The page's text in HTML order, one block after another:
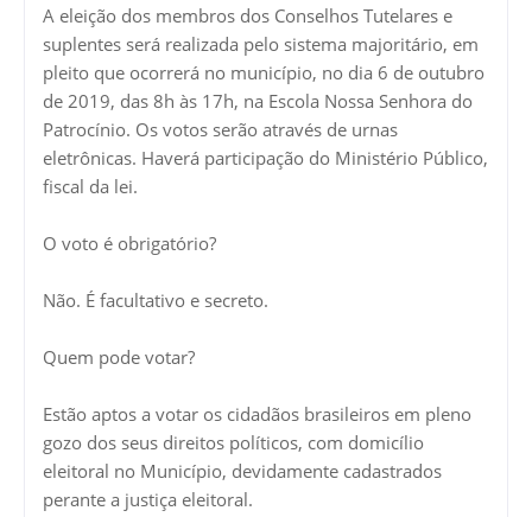
A eleição dos membros dos Conselhos Tutelares e
suplentes será realizada pelo sistema majoritário, em
pleito que ocorrerá no município, no dia 6 de outubro
de 2019, das 8h às 17h, na Escola Nossa Senhora do
Patrocínio. Os votos serão através de urnas
eletrônicas. Haverá participação do Ministério Público,
fiscal da lei.
O voto é obrigatório?
Não. É facultativo e secreto.
Quem pode votar?
Estão aptos a votar os cidadãos brasileiros em pleno
gozo dos seus direitos políticos, com domicílio
eleitoral no Município, devidamente cadastrados
perante a justiça eleitoral.